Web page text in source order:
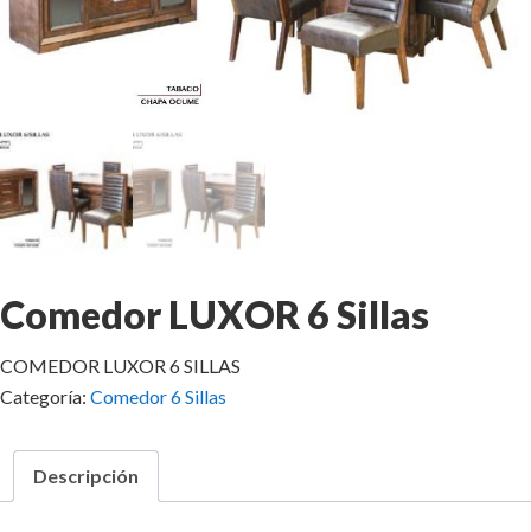
Comedor LUXOR 6 Sillas
COMEDOR LUXOR 6 SILLAS
Categoría: Comedor 6 Sillas
Descripción